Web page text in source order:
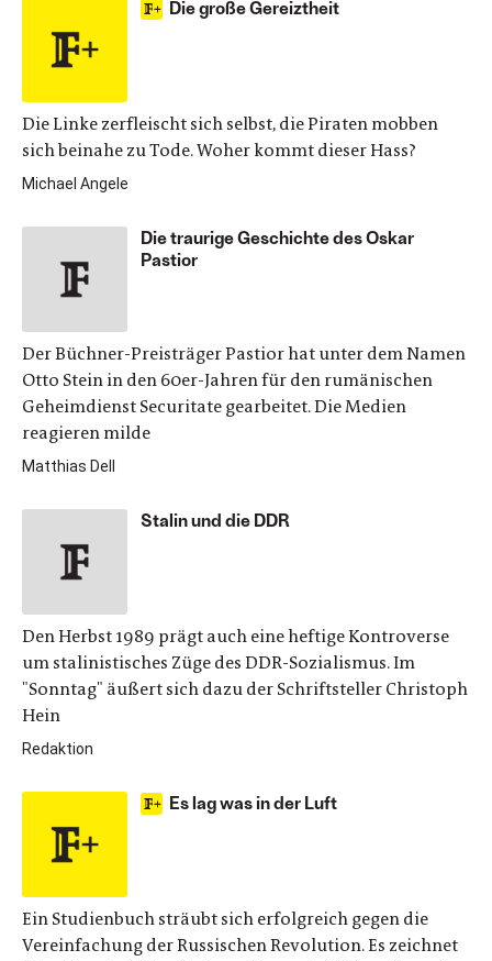
Die große Gereiztheit
Die Linke zerfleischt sich selbst, die Piraten mobben
sich beinahe zu Tode. Woher kommt dieser Hass?
Michael Angele
Die traurige Geschichte des Oskar
Pastior
Der Büchner-Preisträger Pastior hat unter dem Namen
Otto Stein in den 60er-Jahren für den rumänischen
Geheimdienst Securitate gearbeitet. Die Medien
reagieren milde
Matthias Dell
Stalin und die DDR
Den Herbst 1989 prägt auch eine heftige Kontroverse
um stalinistisches Züge des DDR-Sozialismus. Im
"Sonntag" äußert sich dazu der Schriftsteller Christoph
Hein
Redaktion
Es lag was in der Luft
Ein Studienbuch sträubt sich erfolgreich gegen die
Vereinfachung der Russischen Revolution. Es zeichnet